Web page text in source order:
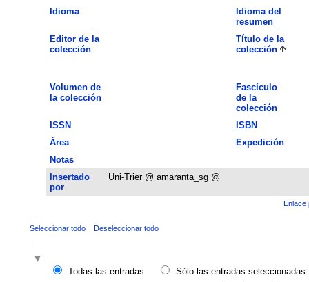
Idioma
Idioma del
resumen
Editor de la
colección
Título de la
colección
Volumen de
la colección
Fascículo
de la
colección
ISSN
ISBN
Área
Expedición
Notas
Insertado
por
Uni-Trier @ amaranta_sg @
Enlace
Seleccionar todo Deseleccionar todo
Todas las entradas
Sólo las entradas seleccionadas: